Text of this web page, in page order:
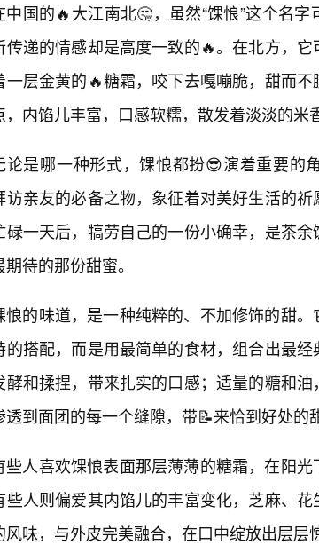
中国的🔥大江南北🤔，虽然“馃悢”这个名
传递的情感却是高度一致的🔥。在北方，
一层金黄的🔥糖霜，咬下去嘎嘣脆，甜而
，内馅儿丰富，口感软糯，散发着淡淡的米
论是哪一种形式，馃悢都扮😎演着重要的
访亲友的必备之物，象征着对美好生活的祈
碌一天后，犒劳自己的一份小确幸，是茶
待的那份甜蜜。
悢的味道，是一种纯粹的、不加修饰的甜
的搭配，而是用最简单的食材，组合出最
酵和揉捏，带来扎实的口感；适量的糖和
透到面团的每一个缝隙，带📝来恰到好处的
些人喜欢馃悢表面那层薄薄的糖霜，在阳
些人则偏爱其内馅儿的丰富变化，芝麻、
风味，与外皮完美融合，在口中绽放出层层